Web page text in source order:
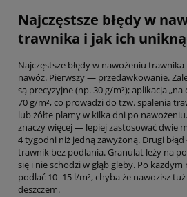
Najczęstsze błędy w
trawnika i jak ich
Najczęstsze błędy w nawożeniu
nawóz. Pierwszy — przedawkowanie.
są precyzyjne (np. 30 g/m²); aplikacja
70 g/m², co prowadzi do tzw. spalenia
lub żółte plamy w kilka dni po
znaczy więcej — lepiej zastosować dwie
4 tygodni niż jedną zawyżoną. Drugi
trawnik bez podlania. Granulat leży na
się i nie schodzi w głąb gleby. Po
podlać 10–15 l/m², chyba że nawozisz
deszczem.